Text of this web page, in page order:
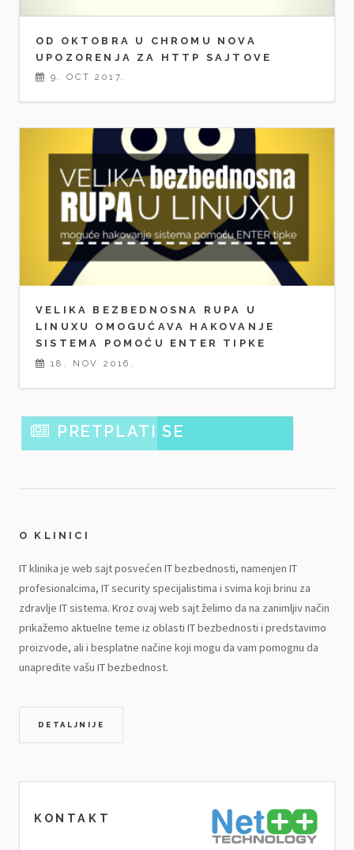
OD OKTOBRA U CHROMU NOVA
UPOZORENJA ZA HTTP SAJTOVE
9. OCT 2017.
VELIKA BEZBEDNOSNA RUPA U
LINUXU OMOGUĆAVA HAKOVANJE
SISTEMA POMOĆU ENTER TIPKE
18. NOV 2016.
PRETPLATI SE
O KLINICI
IT klinika je web sajt posvećen IT bezbednosti, namenjen IT
profesionalcima, IT security specijalistima i svima koji brinu za
zdravlje IT sistema. Kroz ovaj web sajt želimo da na zanimljiv način
prikažemo aktuelne teme iz oblasti IT bezbednosti i predstavimo
proizvode, ali i besplatne načine koji mogu da vam pomognu da
unapredite vašu IT bezbednost.
DETALJNIJE
KONTAKT